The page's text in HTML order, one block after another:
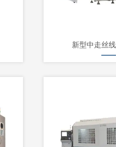
新型中走丝